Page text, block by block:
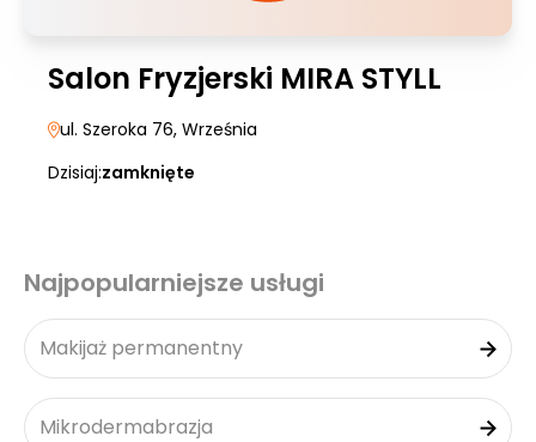
Salon Fryzjerski MIRA STYLL
ul. Szeroka 76, Września
Dzisiaj:zamknięte
Najpopularniejsze usługi
Makijaż permanentny
Mikrodermabrazja